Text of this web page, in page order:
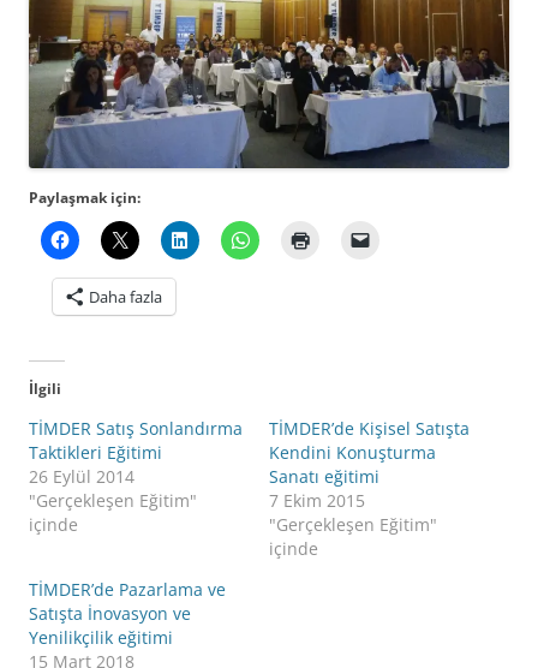
Paylaşmak için:
Daha fazla
İlgili
TİMDER Satış Sonlandırma
Taktikleri Eğitimi
26 Eylül 2014
"Gerçekleşen Eğitim"
içinde
TİMDER’de Kişisel Satışta
Kendini Konuşturma
Sanatı eğitimi
7 Ekim 2015
"Gerçekleşen Eğitim"
içinde
TİMDER’de Pazarlama ve
Satışta İnovasyon ve
Yenilikçilik eğitimi
15 Mart 2018